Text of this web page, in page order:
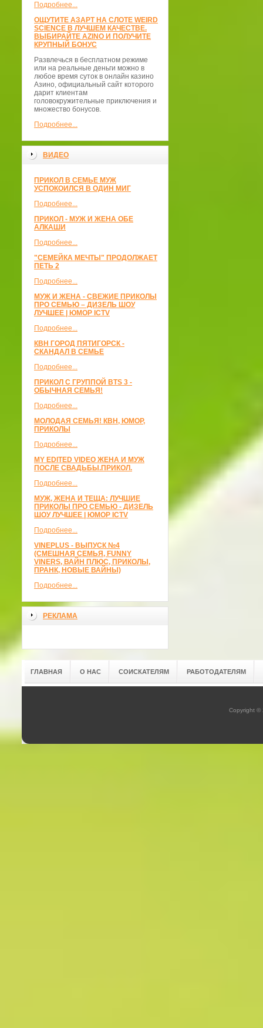
Подробнее...
ОЩУТИТЕ АЗАРТ НА СЛОТЕ WEIRD
SCIENCE В ЛУЧШЕМ КАЧЕСТВЕ.
ВЫБИРАЙТЕ AZINO И ПОЛУЧИТЕ
КРУПНЫЙ БОНУС
Развлечься в бесплатном режиме
или на реальные деньги можно в
любое время суток в онлайн казино
Азино, официальный сайт которого
дарит клиентам
головокружительные приключения и
множество бонусов.
Подробнее...
ВИДЕО
ПРИКОЛ В СЕМЬЕ МУЖ
УСПОКОИЛСЯ В ОДИН МИГ
Подробнее...
ПРИКОЛ - МУЖ И ЖЕНА ОБЕ
АЛКАШИ
Подробнее...
"СЕМЕЙКА МЕЧТЫ" ПРОДОЛЖАЕТ
ПЕТЬ 2
Подробнее...
МУЖ И ЖЕНА - СВЕЖИЕ ПРИКОЛЫ
ПРО СЕМЬЮ – ДИЗЕЛЬ ШОУ
ЛУЧШЕЕ | ЮМОР ICTV
Подробнее...
КВН ГОРОД ПЯТИГОРСК -
СКАНДАЛ В СЕМЬЕ
Подробнее...
ПРИКОЛ С ГРУППОЙ BTS 3 -
ОБЫЧНАЯ СЕМЬЯ!
Подробнее...
МОЛОДАЯ СЕМЬЯ! КВН, ЮМОР,
ПРИКОЛЫ
Подробнее...
MY EDITED VIDEO ЖЕНА И МУЖ
ПОСЛЕ СВАДЬБЫ.ПРИКОЛ.
Подробнее...
МУЖ, ЖЕНА И ТЕЩА: ЛУЧШИЕ
ПРИКОЛЫ ПРО СЕМЬЮ - ДИЗЕЛЬ
ШОУ ЛУЧШЕЕ | ЮМОР ICTV
Подробнее...
VINEPLUS - ВЫПУСК №4
(СМЕШНАЯ СЕМЬЯ, FUNNY
VINERS, ВАЙН ПЛЮС, ПРИКОЛЫ,
ПРАНК, НОВЫЕ ВАЙНЫ)
Подробнее...
РЕКЛАМА
ГЛАВНАЯ О НАС СОИСКАТЕЛЯМ РАБОТОДАТЕЛЯМ
Copyright ©